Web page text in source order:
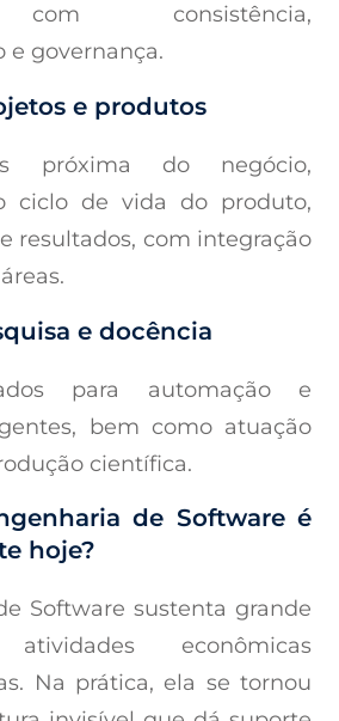
consistência,
governança.
e produtos
próxima do negócio,
ciclo de vida do produto,
resultados, com integração
e docência
para automação e
bem como atuação
científica.
de Software é
hoje?
Software sustenta grande
econômicas
Na prática, ela se tornou